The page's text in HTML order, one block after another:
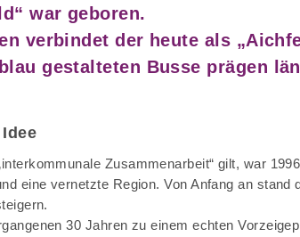
war geboren.
verbindet der heute als
gestalteten Busse prägen
Zusammenarbeit“ gilt, war
eine vernetzte Region. Von Anfang an
30 Jahren zu einem echten